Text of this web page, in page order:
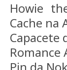
Howie
Cache na
Romance